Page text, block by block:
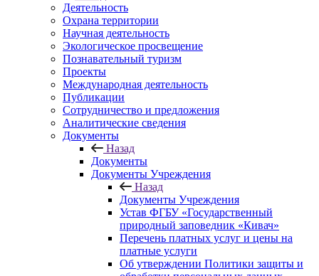
Деятельность
Охрана территории
Научная деятельность
Экологическое просвещение
Познавательный туризм
Проекты
Международная деятельность
Публикации
Сотрудничество и предложения
Аналитические сведения
Документы
Назад
Документы
Документы Учреждения
Назад
Документы Учреждения
Устав ФГБУ «Государственный
природный заповедник «Кивач»
Перечень платных услуг и цены на
платные услуги
Об утверждении Политики защиты и